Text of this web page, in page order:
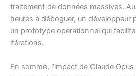
traitement de données massives.
heures à déboguer, un développeur
un prototype opérationnel qui
itérations.
En somme, l’impact de Claude